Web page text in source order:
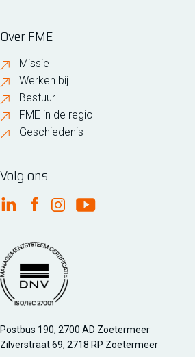
Over FME
Missie
Werken bij
Bestuur
FME in de regio
Geschiedenis
Volg ons
FME Linkedin
FME Facebook
FME Instagram
FME Youtube
Managementsyteem certificatie
Postbus 190, 2700 AD Zoetermeer
Zilverstraat 69, 2718 RP Zoetermeer